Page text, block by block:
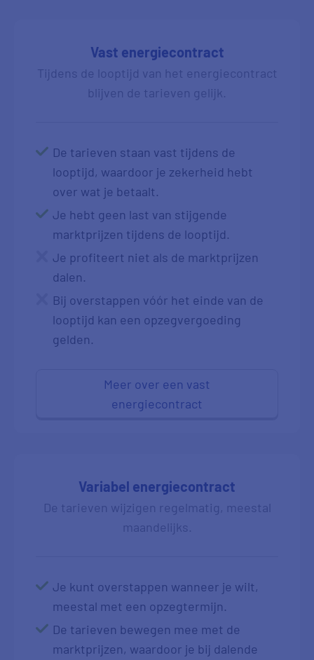
Vast energiecontract
Tijdens de looptijd van het energiecontract
blijven de tarieven gelijk.
De tarieven staan vast tijdens de
looptijd, waardoor je zekerheid hebt
over wat je betaalt.
Je hebt geen last van stijgende
marktprijzen tijdens de looptijd.
Je profiteert niet als de marktprijzen
dalen.
Bij overstappen vóór het einde van de
looptijd kan een opzegvergoeding
gelden.
Meer over een vast
energiecontract
Variabel energiecontract
De tarieven wijzigen regelmatig, meestal
maandelijks.
Je kunt overstappen wanneer je wilt,
meestal met een opzegtermijn.
De tarieven bewegen mee met de
marktprijzen, waardoor je bij dalende